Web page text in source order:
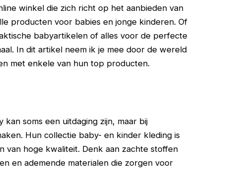
winkel die zich richt op het aanbieden van
producten voor babies en jonge kinderen. Of
babyartikelen of alles voor de perfecte
In dit artikel neem ik je mee door de wereld
met enkele van hun top producten.
soms een uitdaging zijn, maar bij
Hun collectie baby- en kinder kleding is
van hoge kwaliteit. Denk aan zachte stoffen
en ademende materialen die zorgen voor